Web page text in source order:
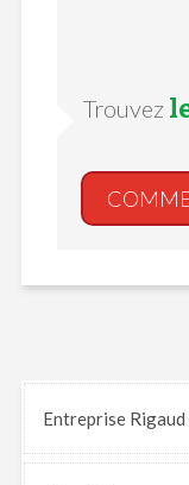
Trouvez
Entreprise Rigaud